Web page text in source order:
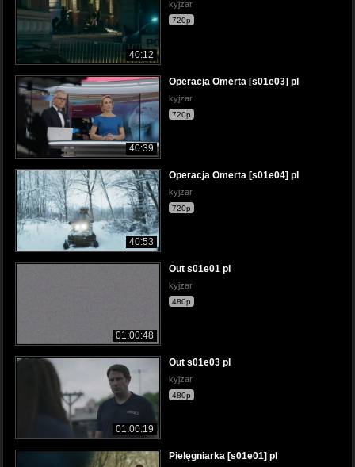
40:12
kyjzar
720p
40:39
Operacja Omerta [s01e03] pl
kyjzar
720p
40:53
Operacja Omerta [s01e04] pl
kyjzar
720p
01:00:48
Out s01e01 pl
kyjzar
480p
01:00:19
Out s01e03 pl
kyjzar
480p
Pielęgniarka [s01e01] pl